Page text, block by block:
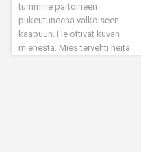
tummine partoineen
pukeutuneena valkoiseen
kaapuun. He ottivat kuvan
miehestä. Mies tervehti heitä